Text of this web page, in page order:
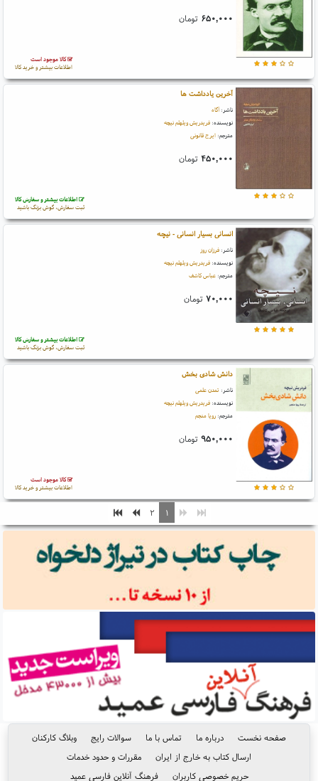
۶۵۰,۰۰۰ تومان
کالا موجود است
اطلاعات بیشتر و خرید کالا
آخرین یادداشت ها
ناشر: آگاه
نویسنده: فریدریش ویلهلم نیچه
مترجم: ایرج قانونی
۴۵۰,۰۰۰ تومان
اطلاعات بیشتر و سفارش کالا
ثبت سفارش، گوش بزنگ باشید
انسانی بسیار انسانی - نیچه
ناشر: فرزان روز
نویسنده: فریدریش ویلهلم نیچه
مترجم: عباس کاشف
۷۰,۰۰۰ تومان
اطلاعات بیشتر و سفارش کالا
ثبت سفارش، گوش بزنگ باشید
دانش شادی بخش
ناشر: تمدن علمی
نویسنده: فریدریش ویلهلم نیچه
مترجم: رویا منجم
۹۵۰,۰۰۰ تومان
کالا موجود است
اطلاعات بیشتر و خرید کالا
۱ ۲
صفحه نخست درباره ما تماس با ما سوالات رایج
وبلاگ کارکنان
ارسال کتاب به خارج از ایران
مقررات و حدود خدمات
حریم خصوصی کاربران
فرهنگ آنلاین فارسی عمید